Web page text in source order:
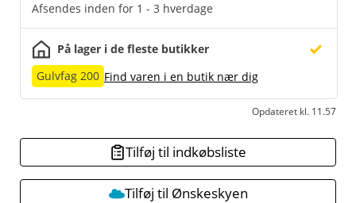
Afsendes inden for 1 - 3 hverdage
På lager i de fleste butikker
Gulvfag 200 Find varen i en butik nær dig
Opdateret kl. 11.57
Tilføj til indkøbsliste
Tilføj til Ønskeskyen